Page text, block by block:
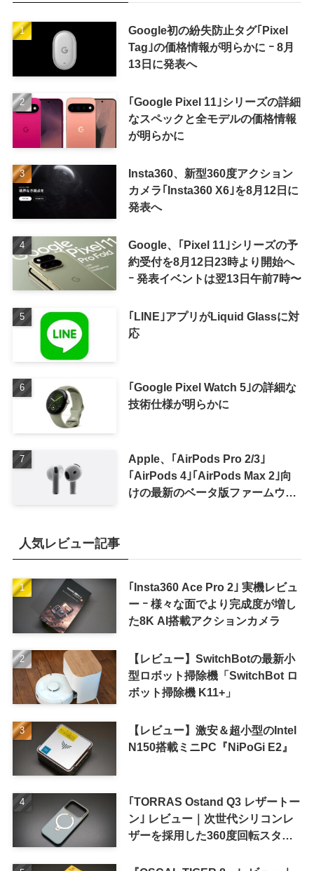
Google初の紛失防止タグ｢Pixel
Tag｣の価格情報が明らかに ｰ 8月
13日に発表へ
｢Google Pixel 11｣シリーズの詳細
なスペックと全モデルの価格情報
が明らかに
Insta360、新型360度アクション
カメラ｢Insta360 X6｣を8月12日に
発表へ
Google、｢Pixel 11｣シリーズの予
約受付を8月12日23時より開始へ
ｰ 発表イベントは翌13日午前7時〜
｢LINE｣アプリがLiquid Glassに対
応
｢Google Pixel Watch 5｣の詳細な
技術仕様が明らかに
Apple、｢AirPods Pro 2/3｣
｢AirPods 4｣｢AirPods Max 2｣向
けの最新のベータ版ファームウェ
人気レビュー記事
｢Insta360 Ace Pro 2｣ 実機レビュ
ー ｰ 様々な面でより完成度が増し
た8K AI搭載アクションカメラ
【レビュー】SwitchBotの最新小
型ロボット掃除機「SwitchBot ロ
ボット掃除機 K11+」
【レビュー】激安＆超小型のIntel
N150搭載ミニPC『NiPoGi E2』
｢TORRAS Ostand Q3 レザートー
ン｣ レビュー｜次世代シリコンレ
ザーを採用した360度回転スタン